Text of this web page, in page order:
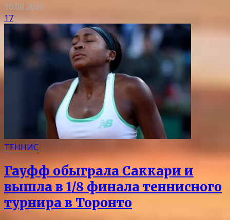
10.08.2026
17
ТЕННИС
Гауфф обыграла Саккари и
вышла в 1/8 финала теннисного
турнира в Торонто